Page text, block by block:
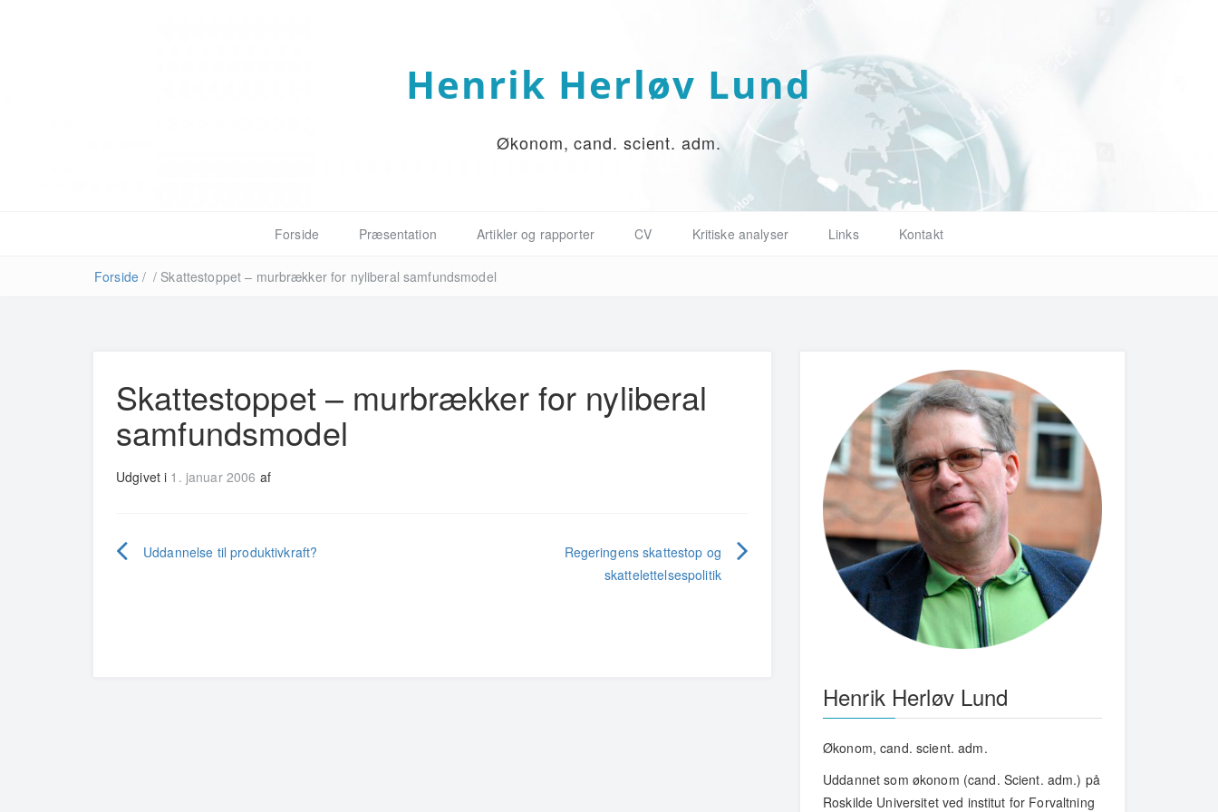
Henrik Herløv Lund
Økonom, cand. scient. adm.
Forside Præsentation Artikler og rapporter CV Kritiske analyser Links Kontakt
Forside / / Skattestoppet – murbrækker for nyliberal samfundsmodel
Skattestoppet – murbrækker for nyliberal
samfundsmodel
Udgivet i 1. januar 2006 af
Indlægsnavigation
Uddannelse til produktivkraft?
Regeringens skattestop og
skattelettelsespolitik
Henrik Herløv Lund
Økonom, cand. scient. adm.
Uddannet som økonom (cand. Scient. adm.) på
Roskilde Universitet ved institut for Forvaltning